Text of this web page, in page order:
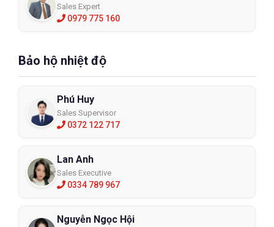
Sales Expert
0979 775 160
Bảo hộ nhiệt độ
Phú Huy
Sales Supervisor
0372 122 717
Lan Anh
Sales Executive
0334 789 967
Nguyễn Ngọc Hội